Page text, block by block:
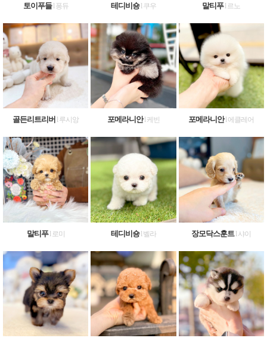
토이푸들l 퐁듀 테디비숑l 쿠우 말티푸l 르노
골든리트리버 l 루시앙 포메라니안l 케빈 포메라니안l 에클레어
말티푸l 로미 테디비숑l 벨라 장모닥스훈트 l 샤이